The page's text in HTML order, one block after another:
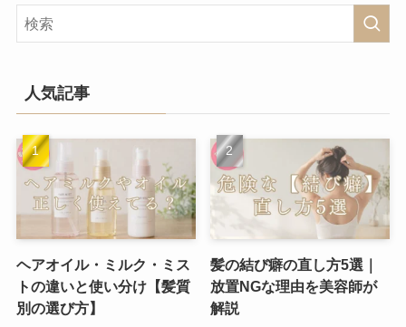
人気記事
ヘアオイル・ミルク・ミス
トの違いと使い分け【髪質
別の選び方】
髪の結び癖の直し方5選｜
放置NGな理由を美容師が
解説